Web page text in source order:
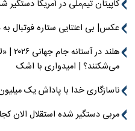
کاپیتان تیم‌ملی در آمریکا دستگیر
عکس| بی اعتنایی ستاره فوتبال
هلند
می‌شکنند؟ | امیدواری با اشک
ناسازگاری خدا با پاداش یک
مربی دستگیر شده استقلال الان